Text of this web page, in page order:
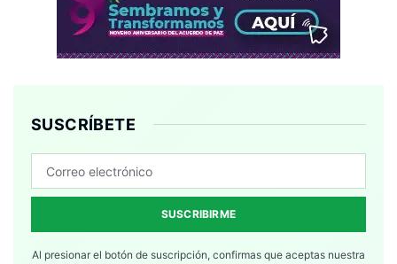
SUSCRÍBETE
SUSCRIBIRME
Al presionar el botón de suscripción, confirmas que aceptas nuestra